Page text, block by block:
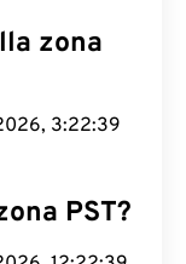
zona
3:22:40
PST?